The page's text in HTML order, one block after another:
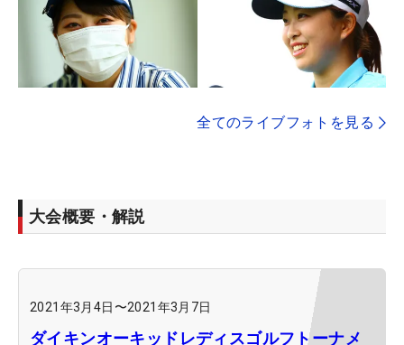
全てのライブフォトを見る
大会概要・解説
2021年3月4日 〜2021年3月7日
ダイキンオーキッドレディスゴルフトーナメ